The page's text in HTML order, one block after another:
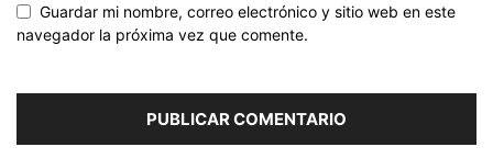
Guardar mi nombre, correo electrónico y sitio web en este
navegador la próxima vez que comente.